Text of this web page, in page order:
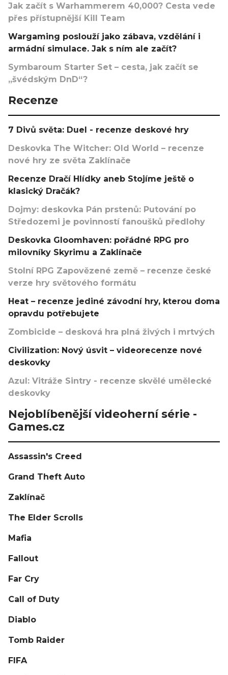
Jak začít s Warhammerem 40,000? Cesta vede
přes přístupnější Kill Team
Wargaming poslouží jako zábava, vzdělání i
armádní simulace. Jak s ním ale začít?
Symbaroum Starter Set – cesta, jak začít se
„švédským DnD“?
Recenze
7 Divů světa: Duel - recenze deskové hry
Deskovka The Witcher: Old World – recenze
nové hry ze světa Zaklínače
Recenze Dračí Hlídky aneb Stojíme ještě o
klasický Dračák?
Dojmy: deskovka Pán prstenů: Putování po
Středozemi je povinností fanoušků předlohy
Deskovka Gloomhaven: pořádné RPG pro
milovníky Skyrimu a Zaklínače
Stolní RPG Zapovězené země – recenze české
verze hry světového formátu
Heat – recenze jediné závodní hry, kterou doma
opravdu potřebujete
Zombicide – desková hra plná živých i mrtvých
Civilization: Nový úsvit – videorecenze nové
deskovky
Azul: Vitráže Sintry - recenze skvělé umělecké
deskovky
Nejoblíbenější videoherní série -
Games.cz
Assassin's Creed
Grand Theft Auto
Zaklínač
The Elder Scrolls
Mafia
Fallout
Far Cry
Call of Duty
Diablo
Tomb Raider
FIFA